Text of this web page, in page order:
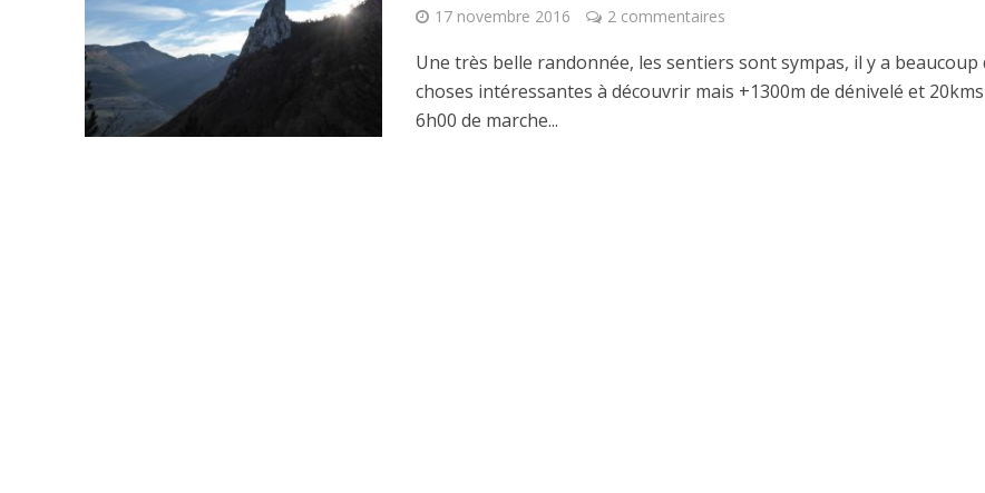
17 novembre 2016 2 commentaires
Une très belle randonnée, les sentiers sont sympas, il y a beaucoup
choses intéressantes à découvrir mais +1300m de dénivelé et
6h00 de marche...